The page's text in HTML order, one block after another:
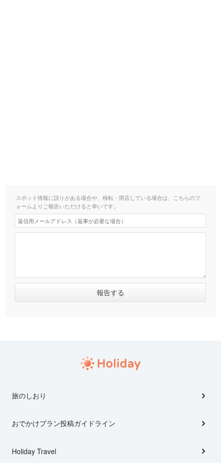
スポット情報に誤りがある場合や、移転・閉店している場合は、こちらのフ
ォームよりご報告いただけると幸いです。
旅のしおり
おでかけプラン投稿ガイドライン
Holiday Travel